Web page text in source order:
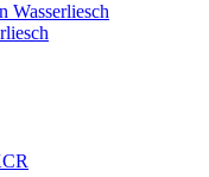
Wasserliesch